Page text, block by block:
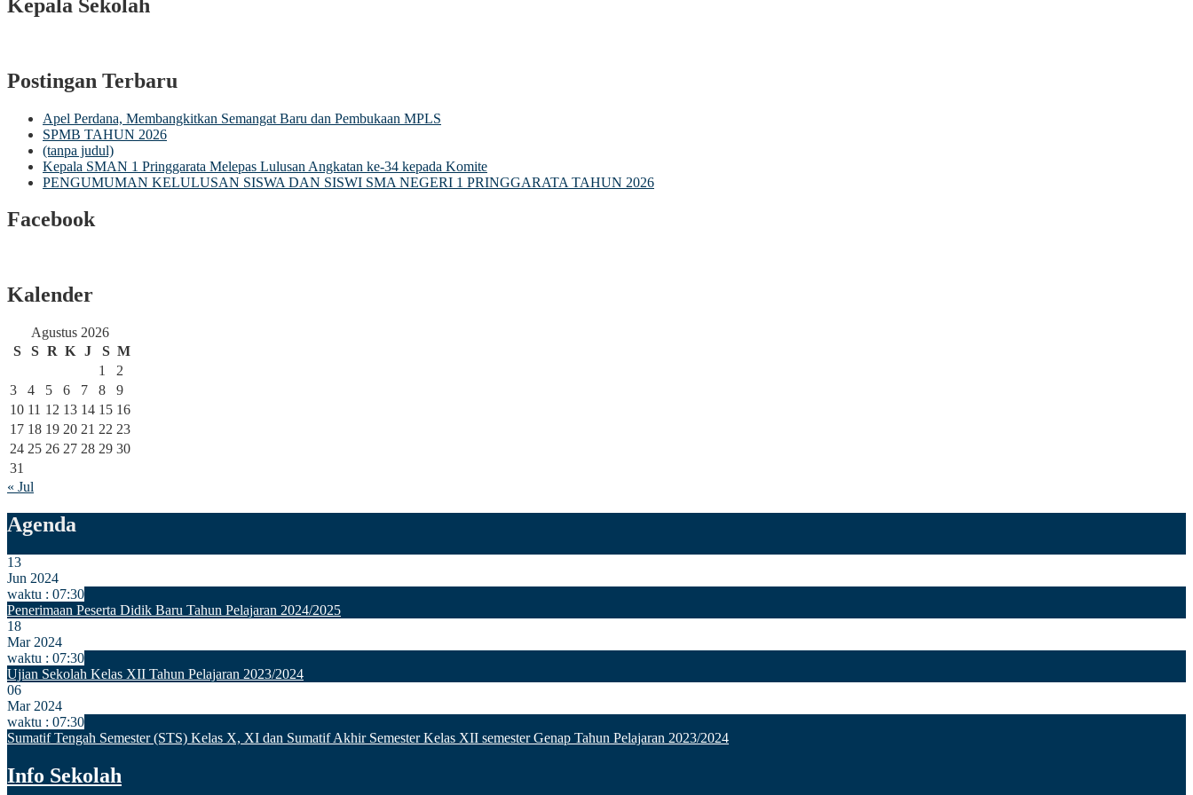
Kepala Sekolah
Postingan Terbaru
Apel Perdana, Membangkitkan Semangat Baru dan Pembukaan MPLS
SPMB TAHUN 2026
(tanpa judul)
Kepala SMAN 1 Pringgarata Melepas Lulusan Angkatan ke-34 kepada Komite
PENGUMUMAN KELULUSAN SISWA DAN SISWI SMA NEGERI 1 PRINGGARATA TAHUN 2026
Facebook
Kalender
Agustus 2026
S
S R K J S M
1
2
3
4 5 6 7 8
9
10 11 12 13 14 15 16
17 18 19 20 21 22 23
24 25 26 27 28 29 30
31
« Jul
Agenda
13
Jun 2024
waktu : 07:30
Penerimaan Peserta Didik Baru Tahun Pelajaran 2024/2025
18
Mar 2024
waktu : 07:30
Ujian Sekolah Kelas XII Tahun Pelajaran 2023/2024
06
Mar 2024
waktu : 07:30
Sumatif Tengah Semester (STS) Kelas X, XI dan Sumatif Akhir Semester Kelas XII semester Genap Tahun Pelajaran 2023/2024
Info Sekolah